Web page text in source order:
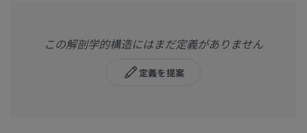
この解剖学的構造にはまだ定義がありません
定義を提案